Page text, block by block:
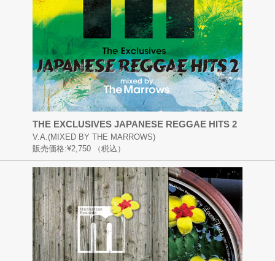
THE EXCLUSIVES JAPANESE REGGAE HITS 2
V.A.(MIXED BY THE MARROWS)
販売価格:¥2,750 （税込）